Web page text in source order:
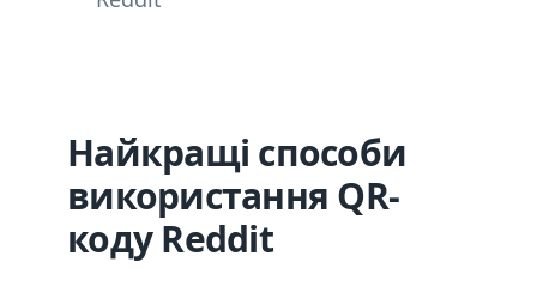
Найкращі способи
використання QR-
коду Reddit